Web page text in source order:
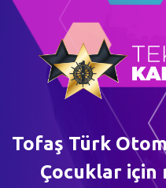
Tofaş Türk
Çocuklar için